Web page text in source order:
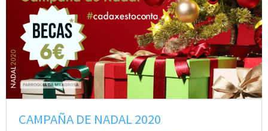
CAMPAÑA DE NADAL 2020